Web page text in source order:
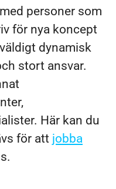
personer som
för nya koncept
dynamisk
stort ansvar.
Här kan du
för att jobba